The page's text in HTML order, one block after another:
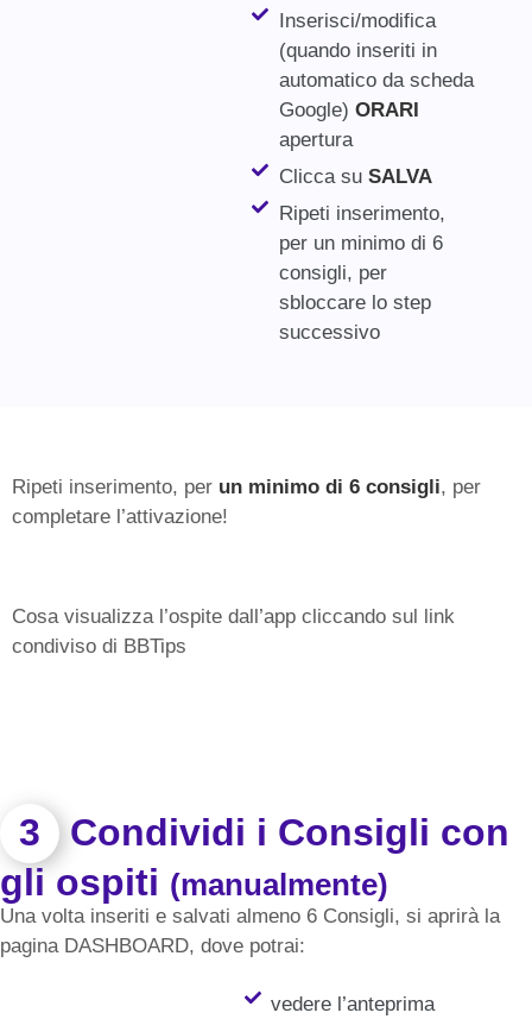
Inserisci/modifica
(quando inseriti in
automatico da scheda
Google) ORARI
apertura
Clicca su SALVA
Ripeti inserimento,
per un minimo di 6
consigli, per
sbloccare lo step
successivo
Ripeti inserimento, per un minimo di 6 consigli, per
completare l’attivazione!
Cosa visualizza l’ospite dall’app cliccando sul link
condiviso di BBTips
3
Condividi i Consigli con
gli ospiti (manualmente)
Una volta inseriti e salvati almeno 6 Consigli, si aprirà la
pagina DASHBOARD, dove potrai:
vedere l’anteprima